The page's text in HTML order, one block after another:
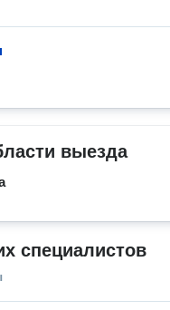
выезда
специалистов